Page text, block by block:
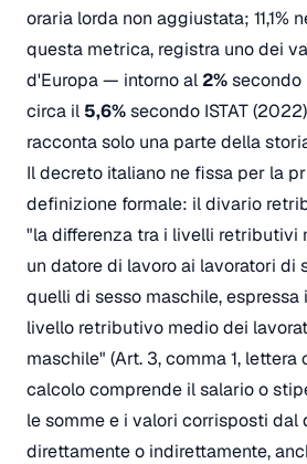
oraria lorda non aggiustata; 11,1%
questa metrica, registra uno dei
d'Europa — intorno al 2%secondo
circa il 5,6%secondo ISTAT
racconta solo una parte della
Il decreto italiano ne fissa per la
definizione formale: il divario
"la differenza tra i livelli retributivi
un datore di lavoro ai lavoratori di
quelli di sesso maschile,
livello retributivo medio dei
maschile" (Art. 3, comma 1, lettera
calcolo comprende il salario o
le somme e i valori corrisposti dal
direttamente o indirettamente,